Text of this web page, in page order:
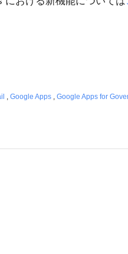
, Google Apps , Google Apps for